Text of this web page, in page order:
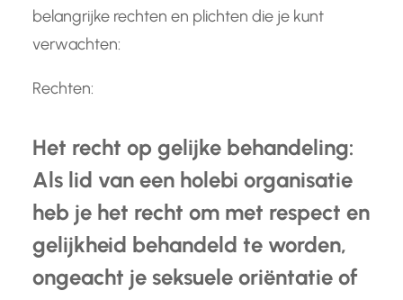
belangrijke rechten en plichten die je kunt
verwachten:
Rechten:
Het recht op gelijke behandeling:
Als lid van een holebi organisatie
heb je het recht om met respect en
gelijkheid behandeld te worden,
ongeacht je seksuele oriëntatie of